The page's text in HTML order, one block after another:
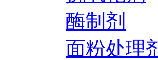
酶制剂
面粉处理